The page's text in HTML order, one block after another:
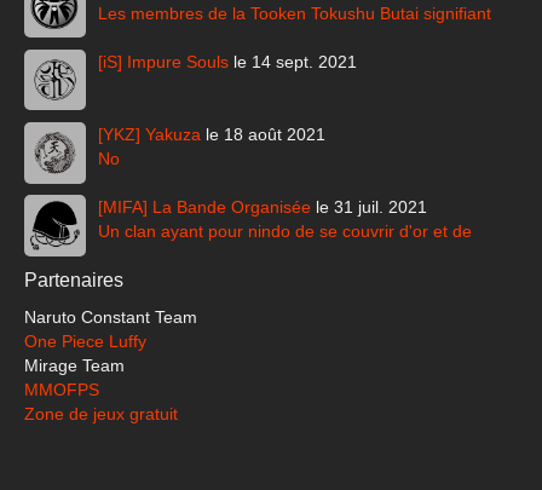
Les membres de la Tooken Tokushu Butai signifiant
[iS] Impure Souls le 14 sept. 2021
[YKZ] Yakuza le 18 août 2021
No
[MIFA] La Bande Organisée le 31 juil. 2021
Un clan ayant pour nindo de se couvrir d'or et de
Partenaires
Naruto Constant Team
One Piece Luffy
Mirage Team
MMOFPS
Zone de jeux gratuit